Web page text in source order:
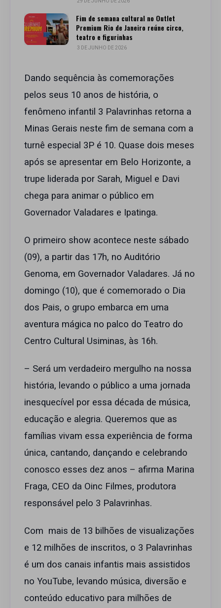
Fim de semana cultural no Outlet
Premium Rio de Janeiro reúne circo,
teatro e figurinhas
3 DE JUNHO DE 2026
Dando sequência às comemorações
pelos seus 10 anos de história, o
fenômeno infantil 3 Palavrinhas retorna a
Minas Gerais neste fim de semana com a
turnê especial 3P é 10. Quase dois meses
após se apresentar em Belo Horizonte, a
trupe liderada por Sarah, Miguel e Davi
chega para animar o público em
Governador Valadares e Ipatinga.
O primeiro show acontece neste sábado
(09), a partir das 17h, no Auditório
Genoma, em Governador Valadares. Já no
domingo (10), que é comemorado o Dia
dos Pais, o grupo embarca em uma
aventura mágica no palco do Teatro do
Centro Cultural Usiminas, às 16h.
– Será um verdadeiro mergulho na nossa
história, levando o público a uma jornada
inesquecível por essa década de música,
educação e alegria. Queremos que as
famílias vivam essa experiência de forma
única, cantando, dançando e celebrando
conosco esses dez anos – afirma Marina
Fraga, CEO da Oinc Filmes, produtora
responsável pelo 3 Palavrinhas.
Com mais de 13 bilhões de visualizações
e 12 milhões de inscritos, o 3 Palavrinhas
é um dos canais infantis mais assistidos
no YouTube, levando música, diversão e
conteúdo educativo para milhões de